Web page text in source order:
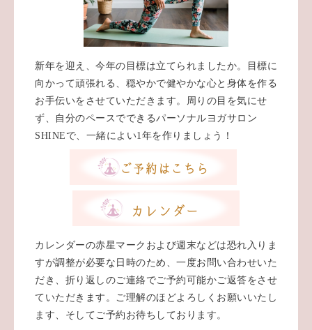
新年を迎え、今年の目標は立てられましたか。目標に
向かって頑張れる、穏やかで健やかな心と身体を作る
お手伝いをさせていただきます。周りの目を気にせ
ず、自分のペースでできるパーソナルヨガサロン
SHINEで、一緒によい1年を作りましょう！
カレンダーの赤星マークおよび週末などは恐れ入りま
すが調整が必要な日時のため、一度お問い合わせいた
だき、折り返しのご連絡でご予約可能かご返答をさせ
ていただきます。ご理解のほどよろしくお願いいたし
ます、そしてご予約お待ちしております。